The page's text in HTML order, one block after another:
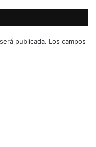
publicada. Los campos